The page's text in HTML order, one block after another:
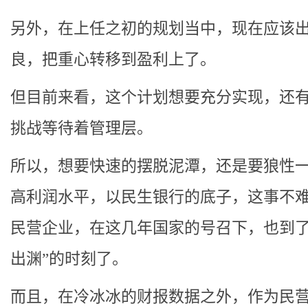
另外，在上任之初的规划当中，现在应该
良，把重心转移到盈利上了。
但目前来看，这个计划想要充分实现，还
挑战等待着管理层。
所以，想要快速的摆脱泥潭，还是要狼性
高利润水平，以民生银行的底子，这事不
民营企业，在这几年国家的号召下，也到
出渊”的时刻了。
而且，在冷冰冰的财报数据之外，作为民